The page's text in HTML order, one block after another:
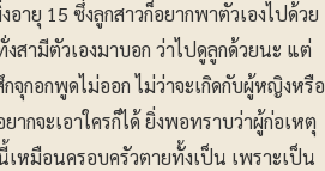
ายุ 15 ซึ่งลูกสาวก็อยากพาตัวเองไปด้วย
สามีตัวเองมาบอก ว่าไปดูลูกด้วยนะ แต่
จุกอกพูดไม่ออก ไม่ว่าจะเกิดกับผู้หญิงหรือ
กจะเอาใครก็ได้ ยิ่งพอทราบว่าผู้ก่อเหตุ
หมือนครอบครัวตายทั้งเป็น เพราะเป็น